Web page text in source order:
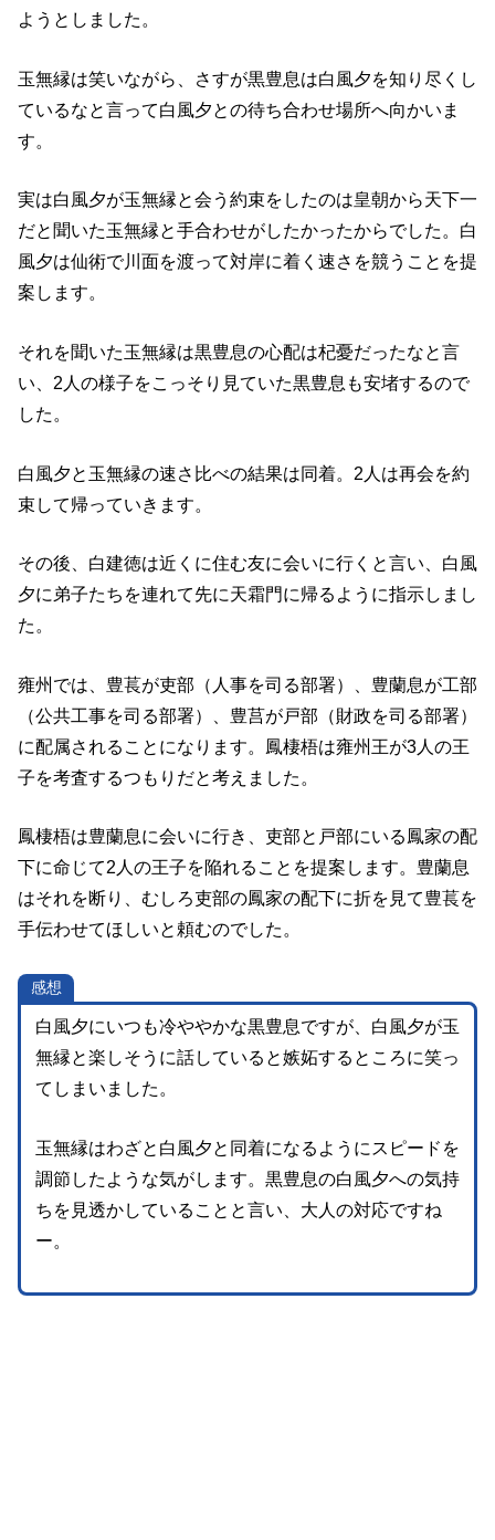
ようとしました。
玉無縁は笑いながら、さすが黒豊息は白風夕を知り尽くし
ているなと言って白風夕との待ち合わせ場所へ向かいま
す。
実は白風夕が玉無縁と会う約束をしたのは皇朝から天下一
だと聞いた玉無縁と手合わせがしたかったからでした。白
風夕は仙術で川面を渡って対岸に着く速さを競うことを提
案します。
それを聞いた玉無縁は黒豊息の心配は杞憂だったなと言
い、2人の様子をこっそり見ていた黒豊息も安堵するので
した。
白風夕と玉無縁の速さ比べの結果は同着。2人は再会を約
束して帰っていきます。
その後、白建徳は近くに住む友に会いに行くと言い、白風
夕に弟子たちを連れて先に天霜門に帰るように指示しまし
た。
雍州では、豊萇が吏部（人事を司る部署）、豊蘭息が工部
（公共工事を司る部署）、豊莒が戸部（財政を司る部署）
に配属されることになります。鳳棲梧は雍州王が3人の王
子を考査するつもりだと考えました。
鳳棲梧は豊蘭息に会いに行き、吏部と戸部にいる鳳家の配
下に命じて2人の王子を陥れることを提案します。豊蘭息
はそれを断り、むしろ吏部の鳳家の配下に折を見て豊萇を
手伝わせてほしいと頼むのでした。
感想
白風夕にいつも冷ややかな黒豊息ですが、白風夕が玉
無縁と楽しそうに話していると嫉妬するところに笑っ
てしまいました。
玉無縁はわざと白風夕と同着になるようにスピードを
調節したような気がします。黒豊息の白風夕への気持
ちを見透かしていることと言い、大人の対応ですね
ー。